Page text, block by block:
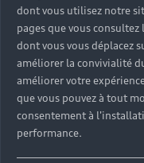
Trouvez votre
Trouvez votre Audi
ville
dont vous utilisez notre
pages que vous
dont vous vous déplacez
améliorer la convivialité
améliorer votre
que vous pouvez à tout
consentement à
performance.